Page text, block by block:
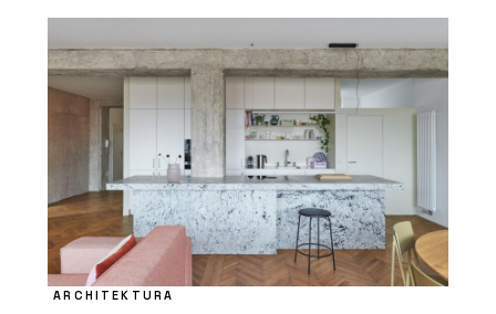
ČLÁNKY
Moravské náměstí v Brně po
revitalizaci doplnila lavička o délce
120 metrů
ARCHITEKTURA